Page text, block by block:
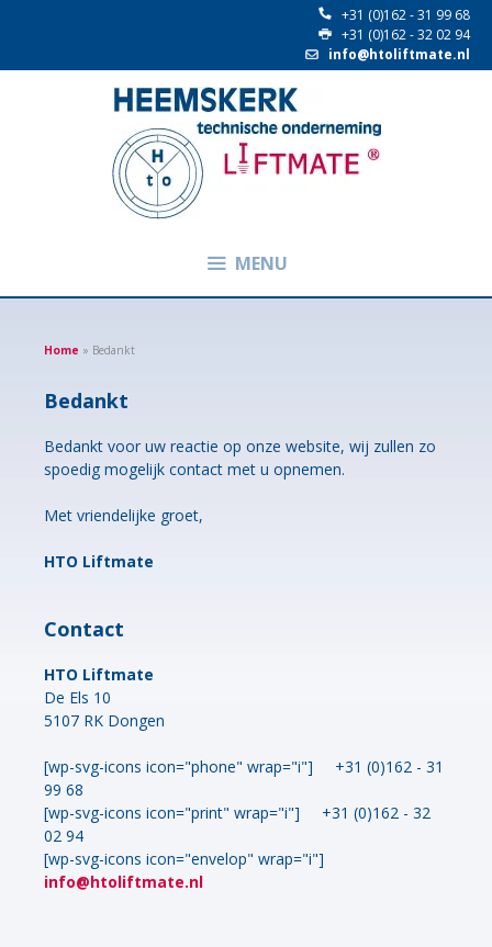
+31 (0)162 - 31 99 68
+31 (0)162 - 32 02 94
info@htoliftmate.nl
MENU
Home » Bedankt
Bedankt
Bedankt voor uw reactie op onze website, wij zullen zo
spoedig mogelijk contact met u opnemen.
Met vriendelijke groet,
HTO Liftmate
Contact
HTO Liftmate
De Els 10
5107 RK Dongen
[wp-svg-icons icon="phone" wrap="i"] +31 (0)162 - 31
99 68
[wp-svg-icons icon="print" wrap="i"] +31 (0)162 - 32
02 94
[wp-svg-icons icon="envelop" wrap="i"]
info@htoliftmate.nl